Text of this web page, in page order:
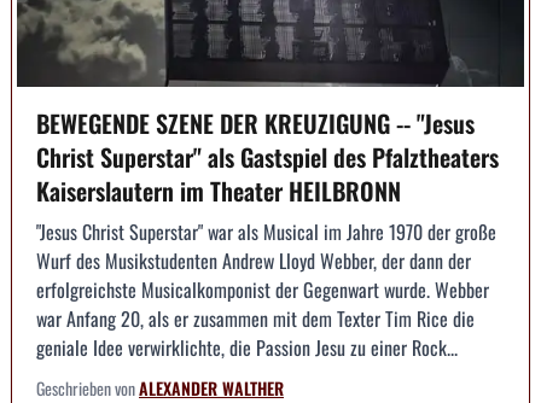
BEWEGENDE SZENE DER KREUZIGUNG -- "Jesus
Christ Superstar" als Gastspiel des Pfalztheaters
Kaiserslautern im Theater HEILBRONN
"Jesus Christ Superstar" war als Musical im Jahre 1970 der große
Wurf des Musikstudenten Andrew Lloyd Webber, der dann der
erfolgreichste Musicalkomponist der Gegenwart wurde. Webber
war Anfang 20, als er zusammen mit dem Texter Tim Rice die
geniale Idee verwirklichte, die Passion Jesu zu einer Rock...
Geschrieben vonALEXANDER WALTHER